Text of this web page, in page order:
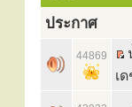
ประกาศ
44869
เ